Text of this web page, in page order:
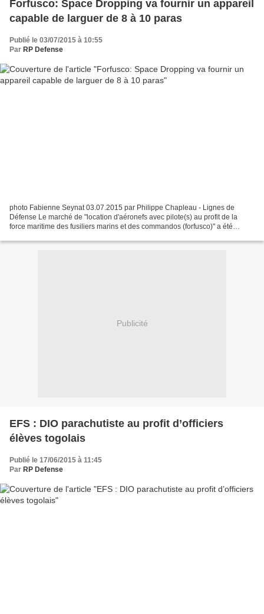
Forfusco: Space Dropping va fournir un appareil
capable de larguer de 8 à 10 paras
Publié le 03/07/2015 à 10:55
Par RP Defense
photo Fabienne Seynat 03.07.2015 par Philippe Chapleau - Lignes de
Défense Le marché de "location d'aéronefs avec pilote(s) au profit de la
force maritime des fusiliers marins et des commandos (forfusco)" a été
Publicité
EFS : DIO parachutiste au profit d’officiers
élèves togolais
Publié le 17/06/2015 à 11:45
Par RP Defense